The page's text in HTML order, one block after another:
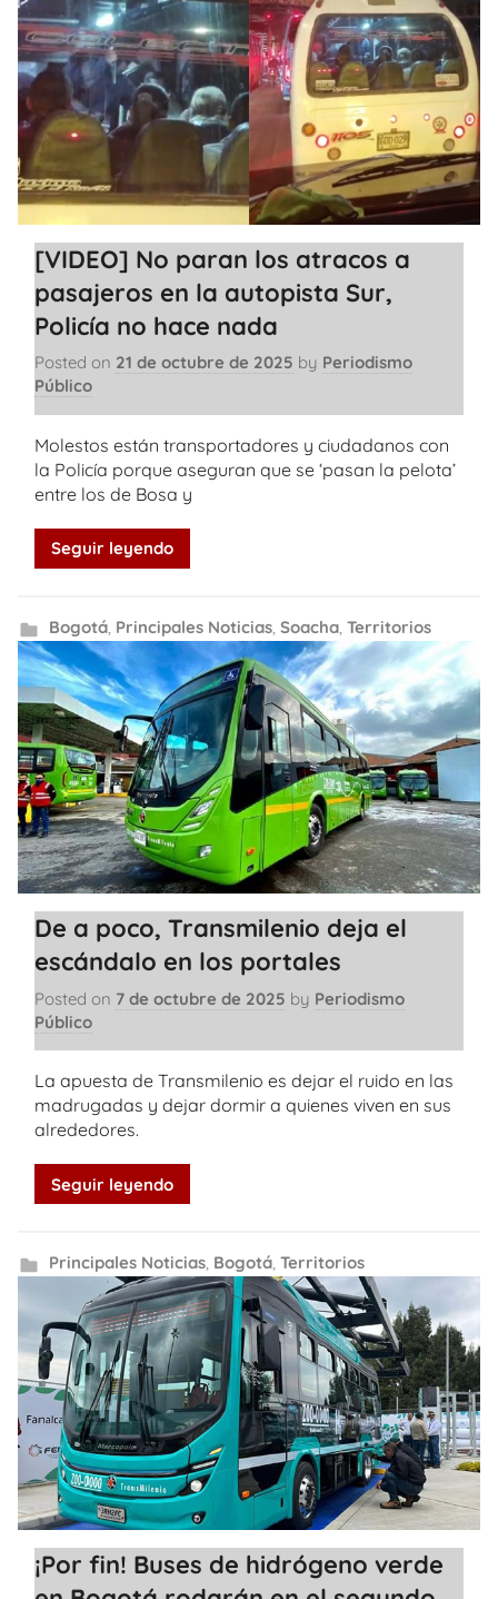
[VIDEO] No paran los atracos a
pasajeros en la autopista Sur,
Policía no hace nada
Posted on 21 de octubre de 2025 by Periodismo
Público
Molestos están transportadores y ciudadanos con
la Policía porque aseguran que se ‘pasan la pelota’
entre los de Bosa y
Seguir leyendo
Bogotá, Principales Noticias, Soacha, Territorios
De a poco, Transmilenio deja el
escándalo en los portales
Posted on 7 de octubre de 2025 by Periodismo
Público
La apuesta de Transmilenio es dejar el ruido en las
madrugadas y dejar dormir a quienes viven en sus
alrededores.
Seguir leyendo
Principales Noticias, Bogotá, Territorios
¡Por fin! Buses de hidrógeno verde